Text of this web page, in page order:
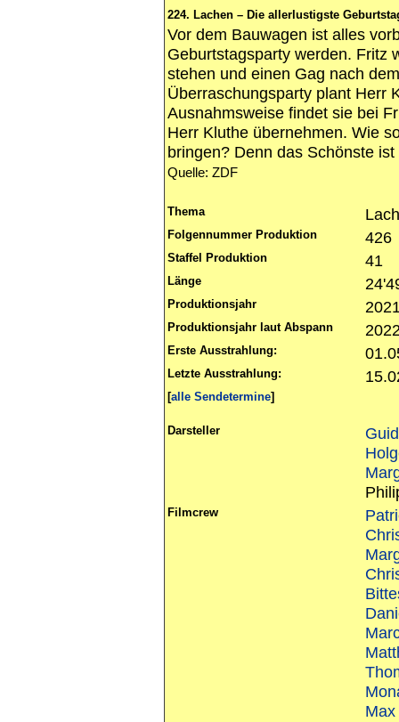
224. Lachen – Die allerlustigste
Vor dem Bauwagen ist alles
Geburtstagsparty werden. Fritz
stehen und einen Gag nach
Überraschungsparty plant Herr
Ausnahmsweise findet sie bei
Herr Kluthe übernehmen. Wie
bringen? Denn das Schönste
Quelle: ZDF
Thema
Folgennummer Produktion 426
Staffel Produktion 41
Länge
Produktionsjahr
Produktionsjahr laut Abspann
Erste Ausstrahlung:
Letzte Ausstrahlung:
[alle Sendetermine]
Darsteller
Filmcrew